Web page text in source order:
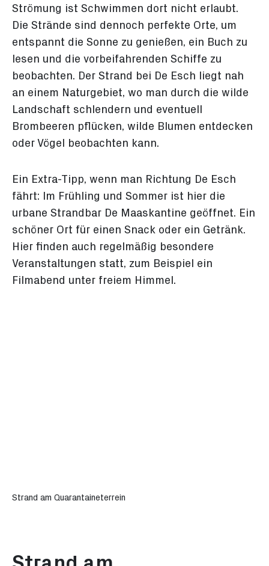
Strömung ist Schwimmen dort nicht erlaubt.
Die Strände sind dennoch perfekte Orte, um
entspannt die Sonne zu genießen, ein Buch zu
lesen und die vorbeifahrenden Schiffe zu
beobachten. Der Strand bei De Esch liegt nah
an einem Naturgebiet, wo man durch die wilde
Landschaft schlendern und eventuell
Brombeeren pflücken, wilde Blumen entdecken
oder Vögel beobachten kann.
Ein Extra-Tipp, wenn man Richtung De Esch
fährt: Im Frühling und Sommer ist hier die
urbane Strandbar De Maaskantine geöffnet. Ein
schöner Ort für einen Snack oder ein Getränk.
Hier finden auch regelmäßig besondere
Veranstaltungen statt, zum Beispiel ein
Filmabend unter freiem Himmel.
Strand am Quarantaineterrein